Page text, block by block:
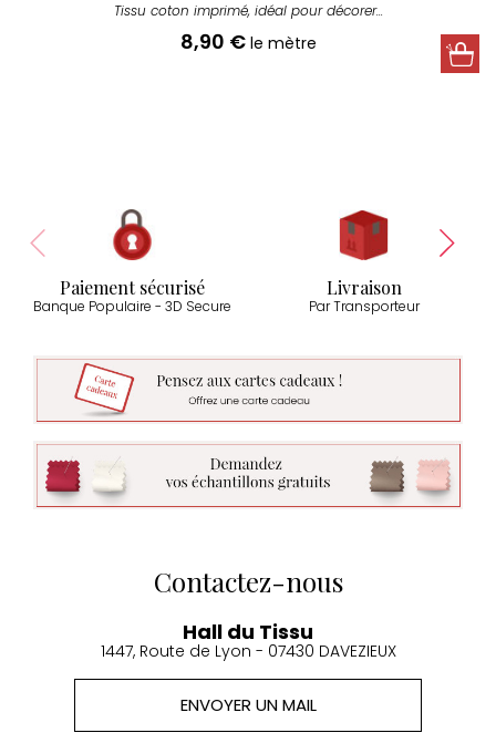
Tissu coton imprimé, idéal pour décorer...
Prix
8,90 € le mètre
Paiement sécurisé
Banque Populaire - 3D Secure
Livraison
Par Transporteur
Contactez-nous
Hall du Tissu
1447, Route de Lyon - 07430 DAVEZIEUX
ENVOYER UN MAIL